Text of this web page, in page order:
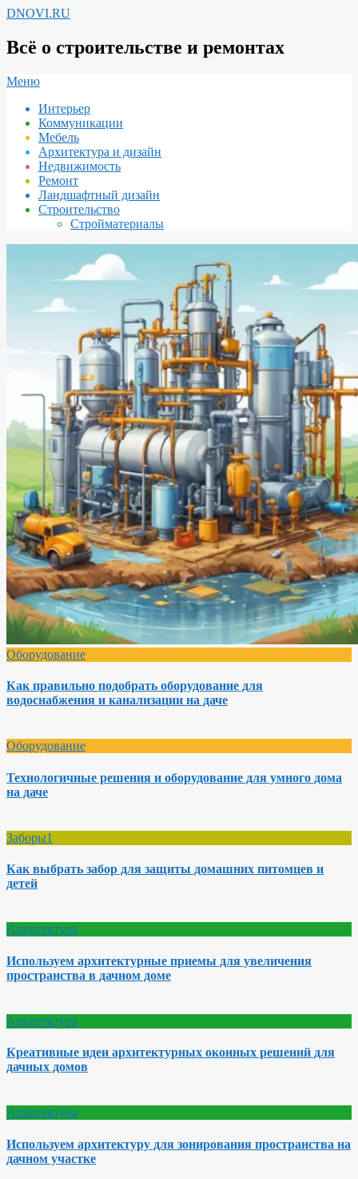
Перейти
содержимому
DNOVI.RU
Всё о строительстве и ремонтах
Вторичное
навигации
Меню
Интерьер
Коммуникации
Мебель
Архитектура и дизайн
Недвижимость
Ремонт
Ландшафтный дизайн
Строительство
Стройматериалы
Оборудование
Как правильно подобрать оборудование для
водоснабжения и канализации на даче
Оборудование
Технологичные решения и оборудование для умного дома
на даче
Заборы1
Как выбрать забор для защиты домашних питомцев и
детей
Архитектура
Используем архитектурные приемы для увеличения
пространства в дачном доме
Архитектура
Креативные идеи архитектурных оконных решений для
дачных домов
Архитектура
Используем архитектуру для зонирования пространства на
дачном участке